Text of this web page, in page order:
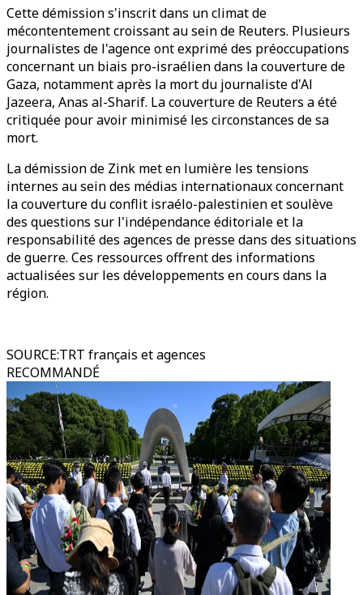
Cette démission s'inscrit dans un climat de
mécontentement croissant au sein de Reuters. Plusieurs
journalistes de l'agence ont exprimé des préoccupations
concernant un biais pro-israélien dans la couverture de
Gaza, notamment après la mort du journaliste d'Al
Jazeera, Anas al-Sharif. La couverture de Reuters a été
critiquée pour avoir minimisé les circonstances de sa
mort.
La démission de Zink met en lumière les tensions
internes au sein des médias internationaux concernant
la couverture du conflit israélo-palestinien et soulève
des questions sur l'indépendance éditoriale et la
responsabilité des agences de presse dans des situations
de guerre. Ces ressources offrent des informations
actualisées sur les développements en cours dans la
région.
SOURCE:TRT français et agences
RECOMMANDÉ